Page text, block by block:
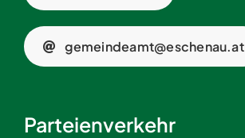
gemeindeamt@eschenau.at
Parteienverkehr